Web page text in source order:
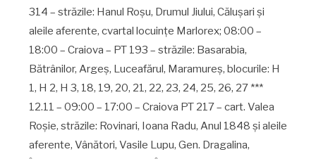
314 – străzile: Hanul Roşu, Drumul Jiului, Căluşari şi
aleile aferente, cvartal locuinţe Marlorex; 08:00 –
18:00 – Craiova – PT 193 – străzile: Basarabia,
Bătrânilor, Argeş, Luceafărul, Maramureş, blocurile: H
1, H 2, H 3, 18, 19, 20, 21, 22, 23, 24, 25, 26, 27 ***
12.11 – 09:00 – 17:00 – Craiova PT 217 – cart. Valea
Roşie, străzile: Rovinari, Ioana Radu, Anul 1848 şi aleile
aferente, Vânători, Vasile Lupu, Gen. Dragalina,